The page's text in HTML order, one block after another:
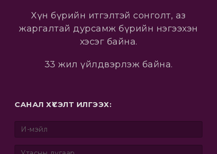
Хүн бүрийн итгэлтэй сонголт, аз
жаргалтай дурсамж бүрийн нэгээхэн
хэсэг байна.
33 жил үйлдвэрлэж байна.
САНАЛ ХҮСЭЛТ ИЛГЭЭХ: